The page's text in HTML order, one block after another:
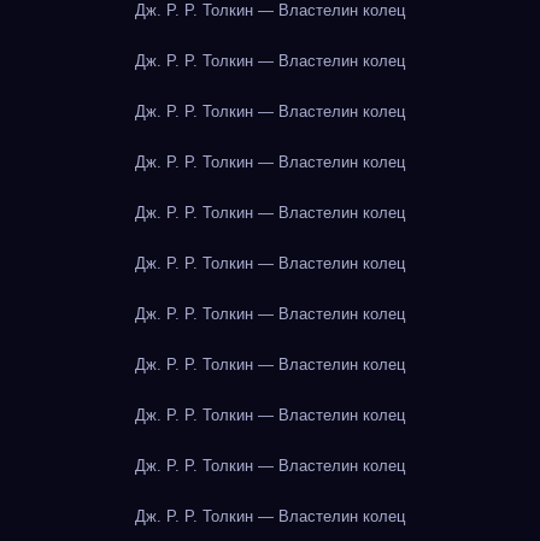
Дж. Р. Р. Толкин — Властелин колец
Дж. Р. Р. Толкин — Властелин колец
Дж. Р. Р. Толкин — Властелин колец
Дж. Р. Р. Толкин — Властелин колец
Дж. Р. Р. Толкин — Властелин колец
Дж. Р. Р. Толкин — Властелин колец
Дж. Р. Р. Толкин — Властелин колец
Дж. Р. Р. Толкин — Властелин колец
Дж. Р. Р. Толкин — Властелин колец
Дж. Р. Р. Толкин — Властелин колец
Дж. Р. Р. Толкин — Властелин колец